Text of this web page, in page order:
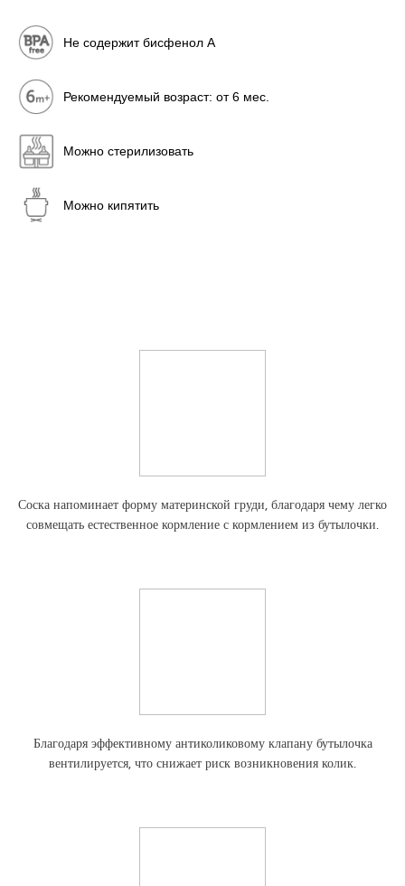
Не содержит бисфенол A
Рекомендуемый возраст: от 6 мес.
Можно стерилизовать
Можно кипятить
Соска напоминает форму материнской груди, благодаря чему легко
совмещать естественное кормление с кормлением из бутылочки.
Благодаря эффективному антиколиковому клапану бутылочка
вентилируется, что снижает риск возникновения колик.